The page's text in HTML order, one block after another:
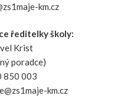
km.cz
ředitelky školy:
Krist
poradce)
850 003
km.cz